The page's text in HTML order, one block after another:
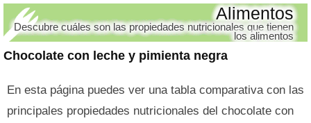
Chocolate con leche y pimienta negra
Alimentos
Descubre cuáles son las propiedades nutricionales que tienen
los alimentos
En esta página puedes ver una tabla comparativa con las
principales propiedades nutricionales del chocolate con